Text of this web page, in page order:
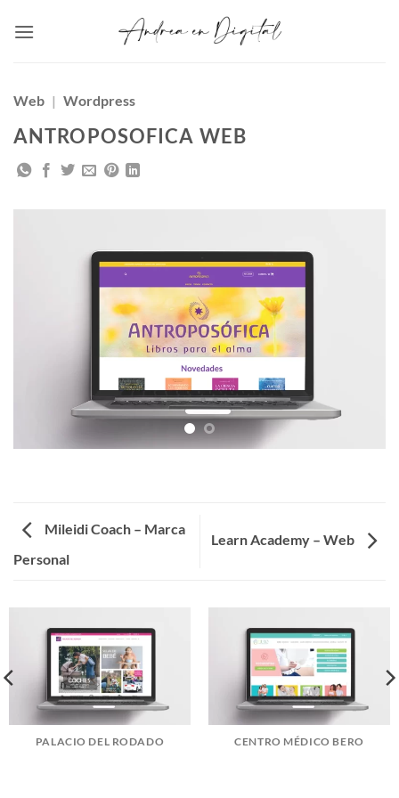
Web | Wordpress
ANTROPOSOFICA WEB
Mileidi Coach – Marca
Personal
Learn Academy – Web
PALACIO DEL RODADO CENTRO MÉDICO BERO